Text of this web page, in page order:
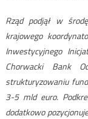
Rząd podjął w
krajowego
Inwestycyjnego
Chorwacki Bank
strukturyzowaniu
3-5 mld euro.
dodatkowo